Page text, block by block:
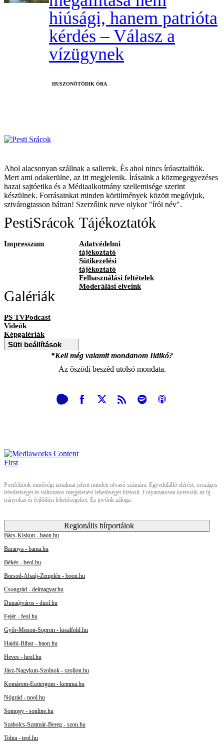
hiúsági, hanem patrióta
kérdés – Válasz a
vízügynek
HUSZONÖTÖDIK ÓRA
Ahol alacsonyan szállnak a sallerek. És ahol nincs íróasztalfiók.
Mert ami odakerülne, az itt megjelenik. Írásaink a közmegegyezéses
hazai sajtóetika és a Médiaalkotmány szellemisége szerint
készülnek. Forrásainkat minden körülmények között megóvjuk,
szivárogtasson bátran! Szerzőink neve olykor "írói név".
PestiSrácok
Impresszum
Tájékoztatók
Adatvédelmi
tájékoztató
Sütikezelési
tájékoztató
Felhasználási feltételek
Moderálási elveink
Galériák
PS TVPodcast
Videók
Képgalériák
Süti beállítások
*Kell még valamit mondanom Ildikó?
Az őszödi beszéd utolsó mondata.
Portfóliónk minőségi tartalmat jelent minden olvasó számára. Egyedülálló elérést, országos
lefedettséget és változatos megjelenési lehetőséget biztosít. Folyamatosan keressük az új
irányokat és fejlődési lehetőségeket. Ez jövőnk záloga.
Regionális hírportálok
Bács-Kiskun - baon.hu
Baranya - bama.hu
Békés - beol.hu
Borsod-Abaúj-Zemplén - boon.hu
Csongrád - delmagyar.hu
Dunaújváros - duol.hu
Fejér - feol.hu
Győr-Moson-Sopron - kisalfold.hu
Hajdú-Bihar - haon.hu
Heves - heol.hu
Jász-Nagykun-Szolnok - szoljon.hu
Komárom-Esztergom - kemma.hu
Nógrád - nool.hu
Somogy - sonline.hu
Szabolcs-Szatmár-Bereg - szon.hu
Tolna - teol.hu